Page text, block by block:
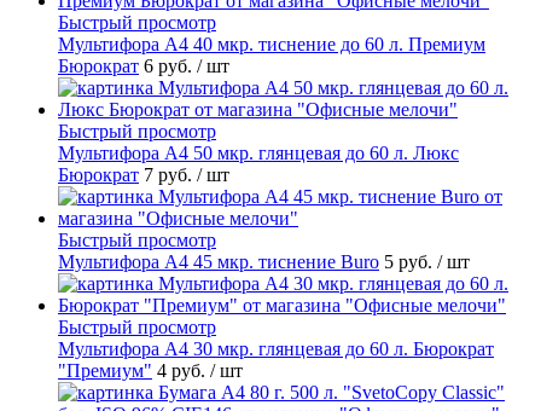
Быстрый просмотр
Мультифора А4 40 мкр. тиснение до 60 л. Премиум
Бюрократ 6 руб. / шт
Быстрый просмотр
Мультифора А4 50 мкр. глянцевая до 60 л. Люкс
Бюрократ 7 руб. / шт
Быстрый просмотр
Мультифора А4 45 мкр. тиснение Buro 5 руб. / шт
Быстрый просмотр
Мультифора А4 30 мкр. глянцевая до 60 л. Бюрократ
"Премиум" 4 руб. / шт